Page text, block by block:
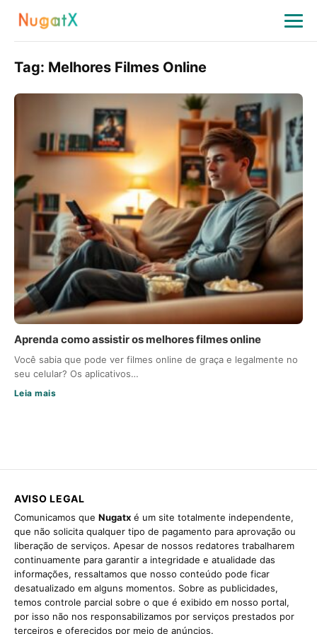
Tag: Melhores Filmes Online
Aprenda como assistir os melhores filmes online
Você sabia que pode ver filmes online de graça e legalmente no
seu celular? Os aplicativos…
Leia mais
AVISO LEGAL
Comunicamos que Nugatx é um site totalmente independente,
que não solicita qualquer tipo de pagamento para aprovação ou
liberação de serviços. Apesar de nossos redatores trabalharem
continuamente para garantir a integridade e atualidade das
informações, ressaltamos que nosso conteúdo pode ficar
desatualizado em alguns momentos. Sobre as publicidades,
temos controle parcial sobre o que é exibido em nosso portal,
por isso não nos responsabilizamos por serviços prestados por
terceiros e oferecidos por meio de anúncios.